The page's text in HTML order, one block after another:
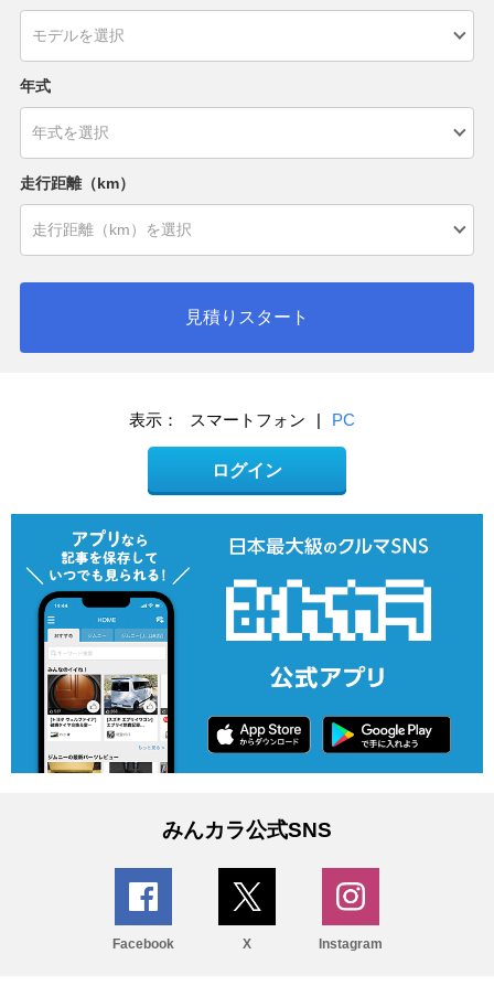
年式
走行距離（km）
見積りスタート
表示： スマートフォン | PC
ログイン
みんカラ公式SNS
Facebook X Instagram